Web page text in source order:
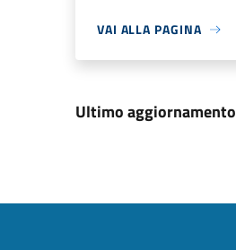
VAI ALLA PAGINA
Ultimo aggiornamento